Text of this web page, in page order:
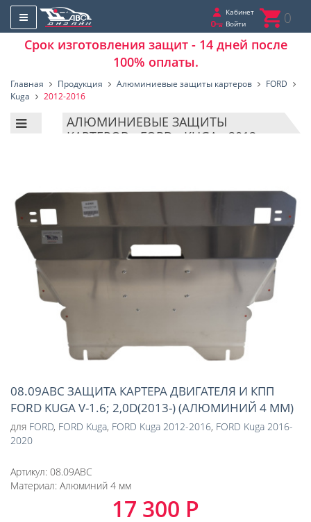
Кабинет
Войти
0
Срок изготовления защит - 14 дней после
100% оплаты.
Главная Продукция Алюминиевые защиты картеров
FORD
Kuga
2012-2016
АЛЮМИНИЕВЫЕ ЗАЩИТЫ
КАРТЕРОВ - FORD - KUGA - 2012-
08.09ABC ЗАЩИТА КАРТЕРА ДВИГАТЕЛЯ И КПП
FORD KUGA V-1.6; 2,0D(2013-) (АЛЮМИНИЙ 4 ММ)
для FORD, FORD Kuga, FORD Kuga 2012-2016, FORD Kuga 2016-
2020
Артикул: 08.09ABC
Материал: Алюминий 4 мм
17 300 Р